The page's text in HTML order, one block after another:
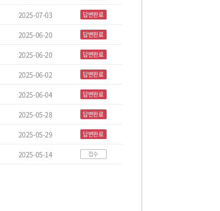
2025-07-03 답변완료
2025-06-20 답변완료
2025-06-20 답변완료
2025-06-02 답변완료
2025-06-04 답변완료
2025-05-28 답변완료
2025-05-29 답변완료
2025-05-14 접수